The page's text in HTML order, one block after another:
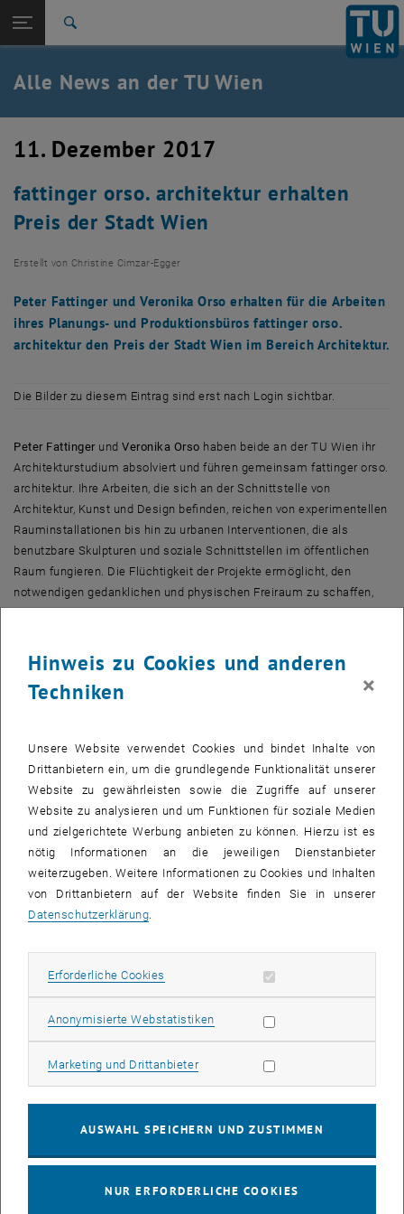
TU Login
Quicklinks
Quicklinks-Menü umschalten
Studium
Karriere
Zurück: Subseiten von TU Wien Startseite auflisten
Zurück zur letzten Ebene:
TU Wien Startseite
Übersicht
Alle News an der TU Wien
11. Dezember 2017
fattinger orso. architektur erhalten
Preis der Stadt Wien
Erstellt von Christine Cimzar-Egger
Peter Fattinger und Veronika Orso erhalten für die Arbeiten
ihres Planungs- und Produktionsbüros fattinger orso.
architektur den Preis der Stadt Wien im Bereich Architektur.
Die Bilder zu diesem Eintrag sind erst nach Login sichtbar.
Peter FattingerundVeronika Orso haben beide an der TU Wien ihr
Architekturstudium absolviert und führen gemeinsam fattinger orso.
architektur. Ihre Arbeiten, die sich an der Schnittstelle von
Architektur, Kunst und Design befinden, reichen von experimentellen
Rauminstallationen bis hin zu urbanen Interventionen, die als
benutzbare Skulpturen und soziale Schnittstellen im öffentlichen
Raum fungieren. Die Flüchtigkeit der Projekte ermöglicht, den
notwendigen gedanklichen und physischen Freiraum zu schaffen,
Mit dem design.build studio, das Peter Fattinger im Jahr 2000 an der
der ersten Skizze bis zur eigenhändigen baulichen Realisierung
durchzuführen. Die Studierenden arbeiten dabei kollaborativ, als
großes Team, lernen mit kleinen Budgets, engen Zeitplänen und
unerwarteten Problemen umzugehen. Sie werden dabei auch mit
dem Reibungswiderstand konfrontiert, der in der Regel auftritt, wenn
man Pläne in die gebaute Wirklichkeit übersetzt.
Das Ziel von Design-Build-Projekten ist dabei aber nicht auf das
Auswirkungen ihres Denkens, Kommunizierens und Handelns in
hinaus wird durch das gebaute Resultat auch ein sozialer Mehrwert
Das Spektrum der in den letzten 17 Jahren durch das design.build
benutzbaren temporären Installationen im öffentlichen, urbanen
Raum bis hin zu permanenten Bildungs- und
Hinweis zu Cookies und anderen
Techniken
×
Unsere Website verwendet Cookies und bindet Inhalte von
Drittanbietern ein, um die grundlegende Funktionalität unserer
Website zu gewährleisten sowie die Zugriffe auf unserer
Website zu analysieren und um Funktionen für soziale Medien
und zielgerichtete Werbung anbieten zu können. Hierzu ist es
nötig Informationen an die jeweiligen Dienstanbieter
weiterzugeben. Weitere Informationen zu Cookies und Inhalten
von Drittanbietern auf der Website finden Sie in unserer
Datenschutzerklärung.
Erforderliche Cookies Erforderliche Cookies zulassen
Anonymisierte WebstatistikenStatistik Cookies zulassen
Marketing und DrittanbieterMarketing Cookies zulassen
AUSWAHL SPEICHERN UND ZUSTIMMEN
NUR ERFORDERLICHE COOKIES